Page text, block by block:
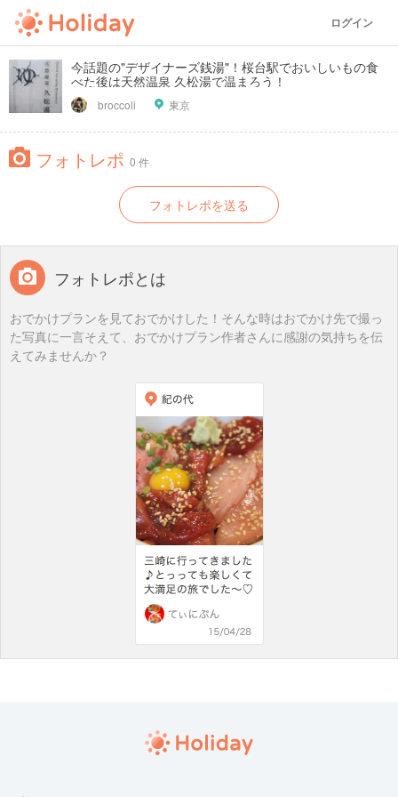
ログイン
今話題の"デザイナーズ銭湯"！桜台駅でおいしいもの食
べた後は天然温泉 久松湯で温まろう！
broccoli 東京
フォトレポ 0 件
フォトレポを送る
フォトレポとは
おでかけプランを見ておでかけした！そんな時はおでかけ先で撮っ
た写真に一言そえて、おでかけプラン作者さんに感謝の気持ちを伝
えてみませんか？